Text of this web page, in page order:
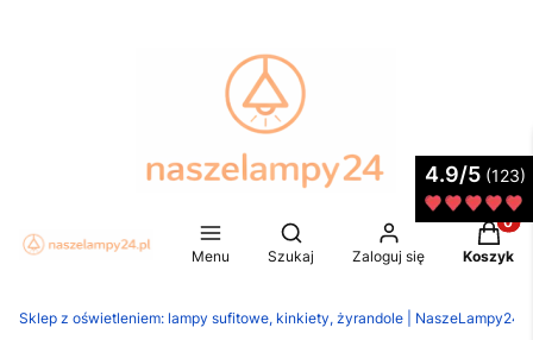
Menu
Otwórz wyszukiwarkę
Szukaj Zaloguj się Koszyk
Sklep z oświetleniem: lampy sufitowe, kinkiety, żyrandole |
4.9/5 (123)